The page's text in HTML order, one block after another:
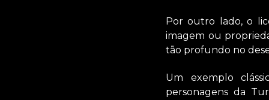
Por outro lado, o
imagem ou
tão profundo no
Um exemplo
personagens da